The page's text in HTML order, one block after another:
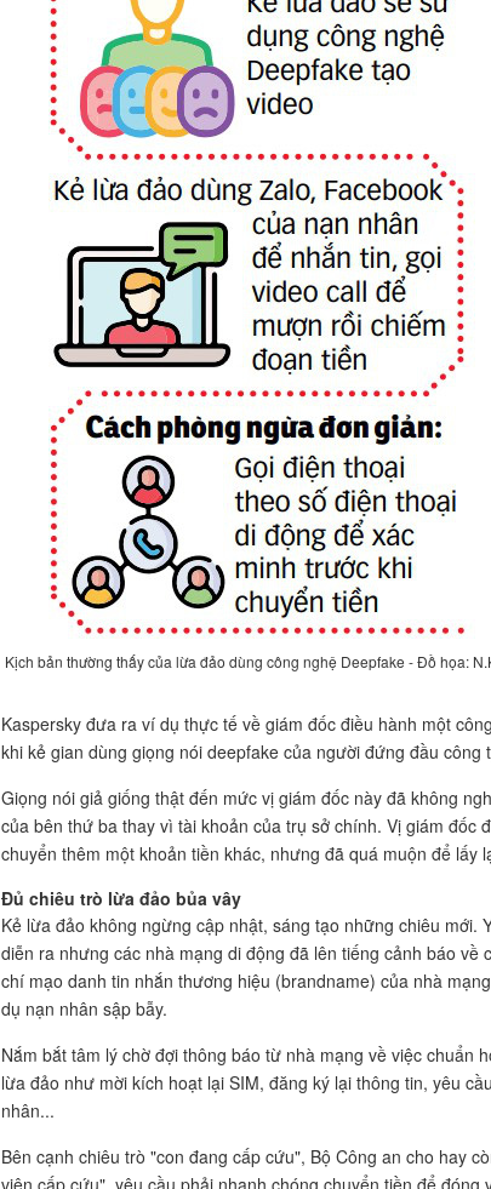
Kịch bản thường thấy của lừa đảo dùng công nghệ Deepfake - Đồ họa:
Kaspersky đưa ra ví dụ thực tế về giám đốc điều hành một
khi kẻ gian dùng giọng nói deepfake của người đứng đầu
Giọng nói giả giống thật đến mức vị giám đốc này đã không
của bên thứ ba thay vì tài khoản của trụ sở chính. Vị giám đốc
chuyển thêm một khoản tiền khác, nhưng đã quá muộn để lấy
Đủ chiêu trò lừa đảo bủa vây
Kẻ lừa đảo không ngừng cập nhật, sáng tạo những chiêu
diễn ra nhưng các nhà mạng di động đã lên tiếng cảnh báo
chí mạo danh tin nhắn thương hiệu (brandname) của nhà
dụ nạn nhân sập bẫy.
Nắm bắt tâm lý chờ đợi thông báo từ nhà mạng về việc chuẩn
lừa đảo như mời kích hoạt lại SIM, đăng ký lại thông tin, yêu
nhân...
Bên cạnh chiêu trò "con đang cấp cứu", Bộ Công an cho hay
viện cấp cứu", yêu cầu phải nhanh chóng chuyển tiền để